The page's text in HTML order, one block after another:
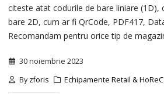
citeste atat codurile de bare liniare (1D),
bare 2D, cum ar fi QrCode, PDF417,
Recomandam pentru orice tip de
30 noiembrie 2023
Byzforis Echipamente Retail &